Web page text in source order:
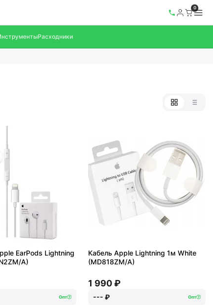
0
Расходники
EarPods Lightning
A)
Опт
Кабель Apple Lightning 1м White
(MD818ZM/A)
1 990 ₽
--- ₽ Опт